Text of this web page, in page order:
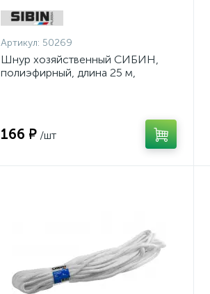
Артикул: 50269
Шнур хозяйственный СИБИН,
полиэфирный, длина 25 м,
166 ₽ /шт